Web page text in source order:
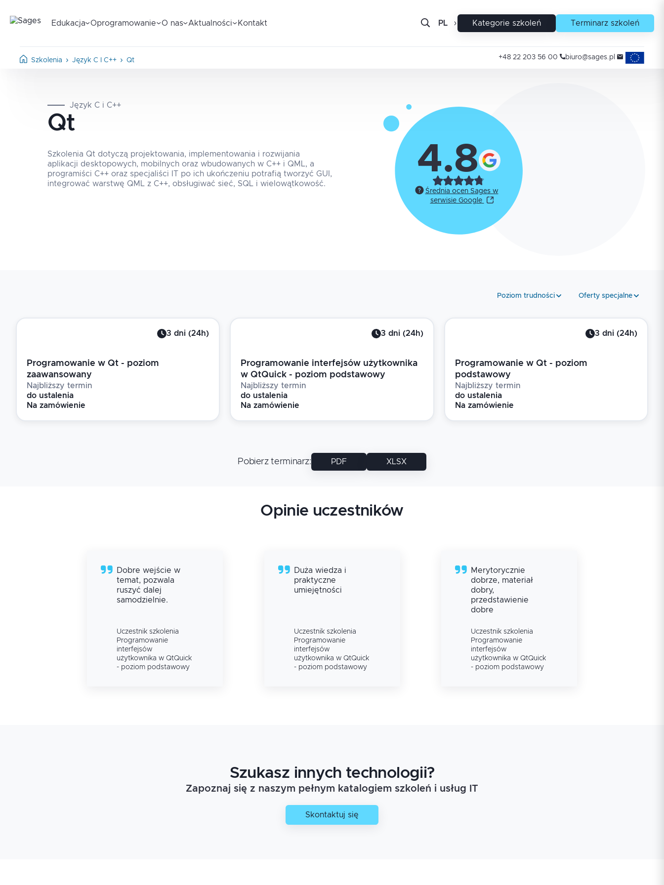
Edukacja Oprogramowanie O nas Aktualności Kontakt PL EN Kategorie szkoleń Terminarz szkoleń
Szkolenia Język C I C++ Qt +48 22 203 56 00 biuro@sages.pl Projekty
Język C i C++
Qt
Szkolenia Qt dotyczą projektowania, implementowania i rozwijania
aplikacji desktopowych, mobilnych oraz wbudowanych w C++ i QML, a
programiści C++ oraz specjaliści IT po ich ukończeniu potrafią tworzyć GUI,
integrować warstwę QML z C++, obsługiwać sieć, SQL i wielowątkowość.
4.8
Średnia ocen Sages w
serwisie Google
Poziom trudności Oferty specjalne
3 dni (24h)
Programowanie w Qt - poziom
zaawansowany
Najbliższy termin
do ustalenia
Na zamówienie
3 dni (24h)
Programowanie interfejsów użytkownika
w QtQuick - poziom podstawowy
Najbliższy termin
do ustalenia
Na zamówienie
3 dni (24h)
Programowanie w Qt - poziom
podstawowy
Najbliższy termin
do ustalenia
Na zamówienie
Pobierz terminarz: PDF XLSX
Opinie uczestników
Dobre wejście w
temat, pozwala
ruszyć dalej
samodzielnie.
Uczestnik szkolenia
Programowanie
interfejsów
użytkownika w QtQuick
- poziom podstawowy
Duża wiedza i
praktyczne
umiejętności
Uczestnik szkolenia
Programowanie
interfejsów
użytkownika w QtQuick
- poziom podstawowy
Merytorycznie
dobrze, materiał
dobry,
przedstawienie
dobre
Uczestnik szkolenia
Programowanie
interfejsów
użytkownika w QtQuick
- poziom podstawowy
Szukasz innych technologii?
Zapoznaj się z naszym pełnym katalogiem szkoleń i usług IT
Skontaktuj się